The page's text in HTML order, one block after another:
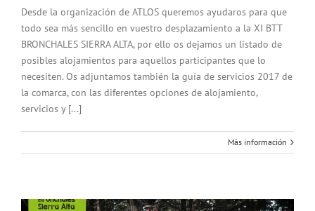
Desde la organización de ATLOS queremos ayudaros para que
todo sea más sencillo en vuestro desplazamiento a la XI BTT
BRONCHALES SIERRA ALTA, por ello os dejamos un listado de
posibles alojamientos para aquellos participantes que lo
necesiten. Os adjuntamos también la guía de servicios 2017 de
la comarca, con las diferentes opciones de alojamiento,
servicios y [...]
Más información